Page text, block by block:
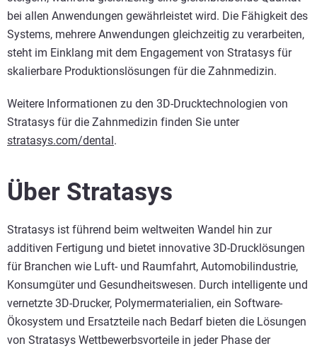
bei allen Anwendungen gewährleistet wird. Die Fähigkeit des
Systems, mehrere Anwendungen gleichzeitig zu verarbeiten,
steht im Einklang mit dem Engagement von Stratasys für
skalierbare Produktionslösungen für die Zahnmedizin.
Weitere Informationen zu den 3D-Drucktechnologien von
Stratasys für die Zahnmedizin finden Sie unter
stratasys.com/dental .
Über Stratasys
Stratasys ist führend beim weltweiten Wandel hin zur
additiven Fertigung und bietet innovative 3D-Drucklösungen
für Branchen wie Luft- und Raumfahrt, Automobilindustrie,
Konsumgüter und Gesundheitswesen. Durch intelligente und
vernetzte 3D-Drucker, Polymermaterialien, ein Software-
Ökosystem und Ersatzteile nach Bedarf bieten die Lösungen
von Stratasys Wettbewerbsvorteile in jeder Phase der